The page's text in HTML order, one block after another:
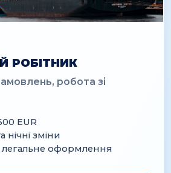
РОБІТНИК
робота зі
EUR
нічні зміни
легальне оформлення